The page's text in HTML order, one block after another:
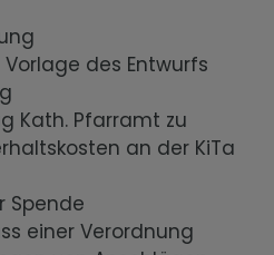
des Entwurfs
Kath. Pfarramt zu
an der KiTa
Spende
einer Verordnung